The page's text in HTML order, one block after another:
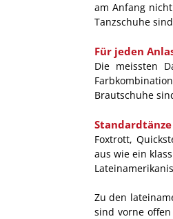
am Anfang
Tanzschuhe
Für jeden
Die meissten
Brautschuhe
Standardtänze
Foxtrott,
aus wie ein
Zu den
sind vorne